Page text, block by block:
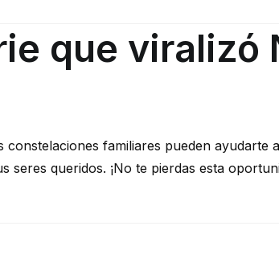
que viralizó
constelaciones familiares pueden
seres queridos. ¡No te pierdas esta